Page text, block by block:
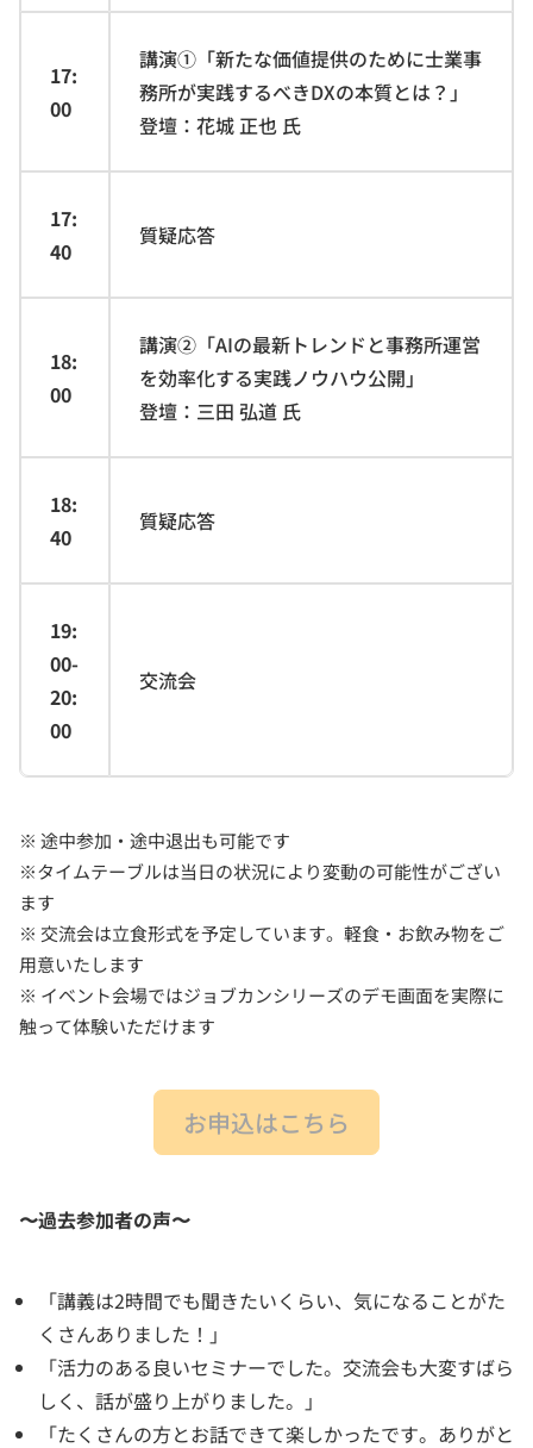
17:
00
講演①「新たな価値提供のために士業事
務所が実践するべきDXの本質とは？」
登壇：花城 正也 氏
17:
40
質疑応答
18:
00
講演②「AIの最新トレンドと事務所運営
を効率化する実践ノウハウ公開」
登壇：三田 弘道 氏
18:
40
質疑応答
19:
00-
20:
00
交流会
※ 途中参加・途中退出も可能です
※タイムテーブルは当日の状況により変動の可能性がござい
ます
※ 交流会は立食形式を予定しています。軽食・お飲み物をご
用意いたします
※ イベント会場ではジョブカンシリーズのデモ画面を実際に
触って体験いただけます
お申込はこちら
〜過去参加者の声〜
「講義は2時間でも聞きたいくらい、気になることがた
くさんありました！」
「活力のある良いセミナーでした。交流会も大変すばら
しく、話が盛り上がりました。」
「たくさんの方とお話できて楽しかったです。ありがと